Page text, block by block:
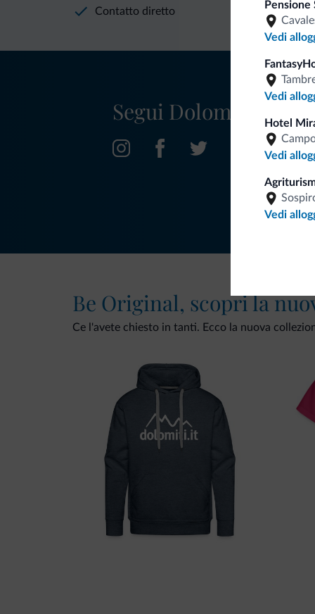
Pensione
Vedi
Vedi
Hotel
Vedi
Vedi
Contatto diretto
Segui Dolomiti.it
Be Original, scopri la
Ce l'avete chiesto in tanti. Ecco la nuova